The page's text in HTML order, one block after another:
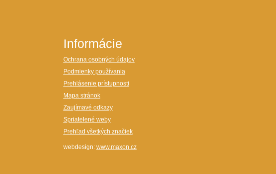
Informácie
Ochrana osobných údajov
Podmienky používania
Prehlásenie prístupnosti
Mapa stránok
Zaujímavé odkazy
Spriatelené weby
Prehľad všetkých značiek
webdesign: www.maxon.cz